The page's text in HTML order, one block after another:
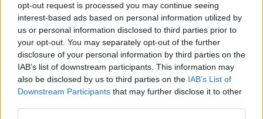
opt-out request is processed you may continue seeing
interest-based ads based on personal information utilized by
us or personal information disclosed to third parties prior to
your opt-out. You may separately opt-out of the further
disclosure of your personal information by third parties on the
IAB’s list of downstream participants. This information may
also be disclosed by us to third parties on the IAB’s List of
Downstream Participants that may further disclose it to other
Ski Classics
Så mye trente deltakerne foran
Vasaloppets renn i 2025
KJELL-ERIK KRISTIANSEN 23.04.2025